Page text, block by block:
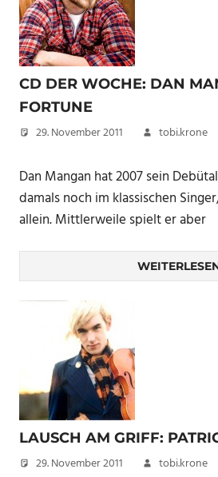
CD DER WOCHE: DAN
FORTUNE
29. November 2011 tobi.krone
Dan Mangan hat 2007 sein
damals noch im klassischen
allein. Mittlerweile spielt er aber
LAUSCH AM GRIFF:
29. November 2011 tobi.krone